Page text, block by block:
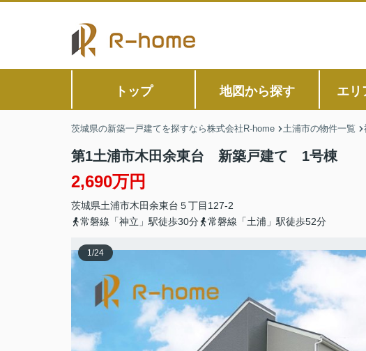
トップ 地図から探す エリ
茨城県の新築一戸建てを探すなら株式会社R-home 土浦市の物件一覧
第1土浦市木田余東台 新築戸建て 1号棟
2,690万円
茨城県土浦市木田余東台 ５丁目127-2
常磐線「神立」駅徒歩30分
常磐線「土浦」駅徒歩52分
1/24